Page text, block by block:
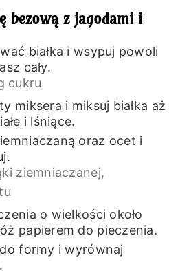
bezową z jagodami i
białka i wsypuj powoli
cały.
cukru
miksera i miksuj białka aż
i lśniące.
oraz ocet i
ziemniaczanej,
o wielkości około
papierem do pieczenia.
do formy i wyrównaj